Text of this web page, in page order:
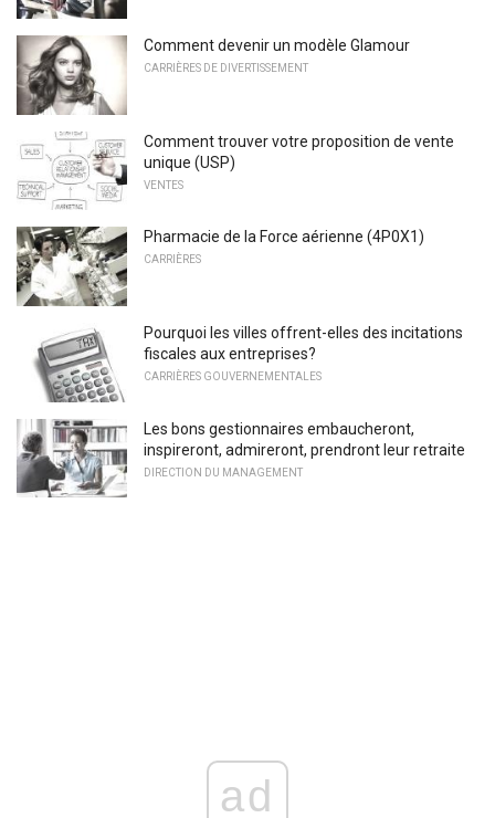
Comment devenir un modèle Glamour
CARRIÈRES DE DIVERTISSEMENT
Comment trouver votre proposition de vente
unique (USP)
VENTES
Pharmacie de la Force aérienne (4P0X1)
CARRIÈRES
Pourquoi les villes offrent-elles des incitations
fiscales aux entreprises?
CARRIÈRES GOUVERNEMENTALES
Les bons gestionnaires embaucheront,
inspireront, admireront, prendront leur retraite
DIRECTION DU MANAGEMENT
ad